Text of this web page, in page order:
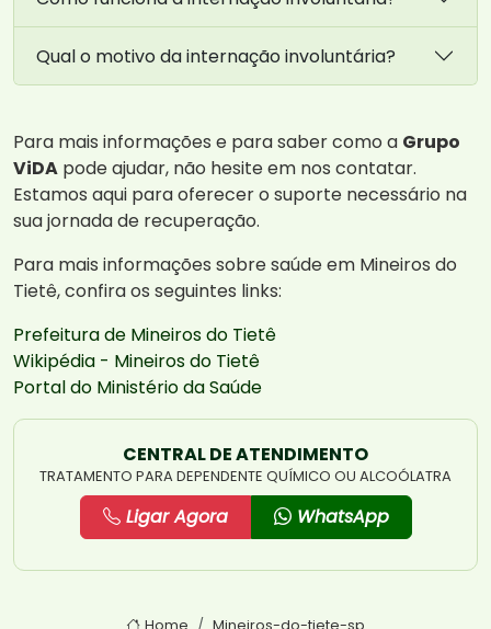
Qual o motivo da internação involuntária?
Para mais informações e para saber como a Grupo
ViDA pode ajudar, não hesite em nos contatar.
Estamos aqui para oferecer o suporte necessário na
sua jornada de recuperação.
Para mais informações sobre saúde em Mineiros do
Tietê, confira os seguintes links:
Prefeitura de Mineiros do Tietê
Wikipédia - Mineiros do Tietê
Portal do Ministério da Saúde
CENTRAL DE ATENDIMENTO
TRATAMENTO PARA DEPENDENTE QUÍMICO OU ALCOÓLATRA
Ligar Agora WhatsApp